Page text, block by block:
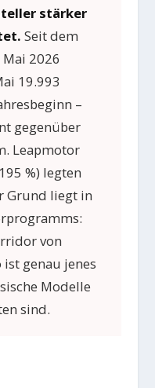
stärker
Seit dem
2026
19.993
–
gegenüber
Leapmotor
%) legten
Grund liegt in
von
genau jenes
Modelle
sind.